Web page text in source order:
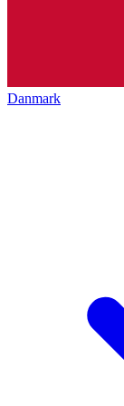
Danmark